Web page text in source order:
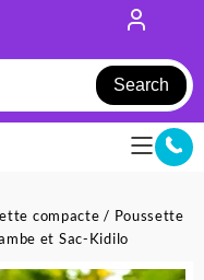
Search
compacte / Poussette
et Sac-Kidilo